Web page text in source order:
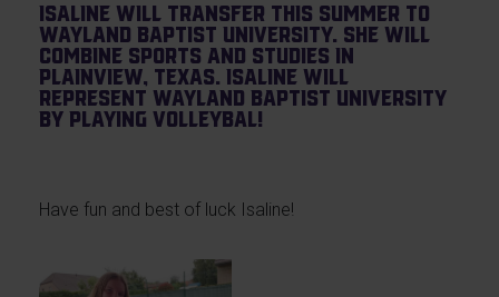
Isaline will transfer this summer to
Wayland Baptist University. She will
combine sports and studies in
Plainview, Texas. Isaline will
represent Wayland Baptist University
by playing volleybal!
Have fun and best of luck Isaline!